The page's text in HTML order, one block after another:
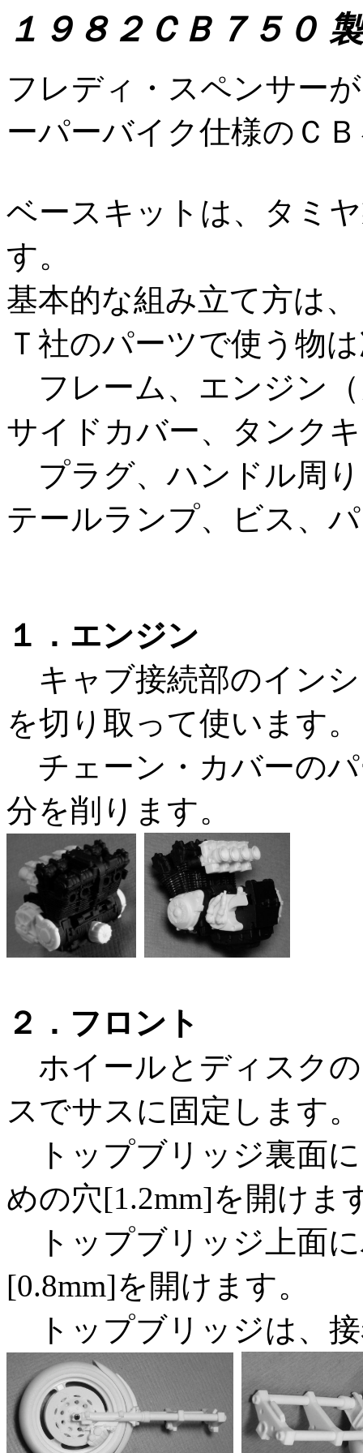
１９８２ＣＢ７５０
フレディ・スペンサー
ーパーバイク仕様のＣ
ベースキットは、タミ
す。
基本的な組み立て方は
Ｔ社のパーツで使う物
フレーム、エンジン
サイドカバー、タンク
プラグ、ハンドル周
テールランプ、ビス、
１．エンジン
キャブ接続部のイン
を切り取って使います。
チェーン・カバーの
分を削ります。
２．フロント
ホイールとディスク
スでサスに固定します。
トップブリッジ裏面
めの穴[1.2mm]を開けま
トップブリッジ上面
[0.8mm]を開けます。
トップブリッジは、